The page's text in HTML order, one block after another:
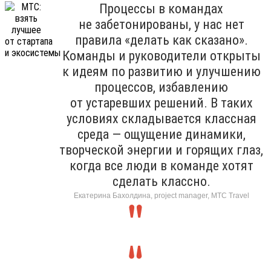
Процессы в командах
не забетонированы, у нас нет
правила «делать как сказано».
Команды и руководители открыты
к идеям по развитию и улучшению
процессов, избавлению
от устаревших решений. В таких
условиях складывается классная
среда — ощущение динамики,
творческой энергии и горящих глаз,
когда все люди в команде хотят
сделать классно.
Екатерина Бахолдина, project manager, МТС Travel